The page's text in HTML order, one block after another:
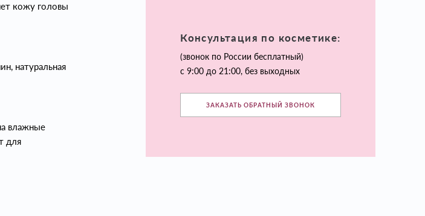
кожу головы
натуральная
влажные
для
Консультация по косметике:
(звонок по России бесплатный)
с 9:00 до 21:00, без выходных
ЗАКАЗАТЬ ОБРАТНЫЙ ЗВОНОК